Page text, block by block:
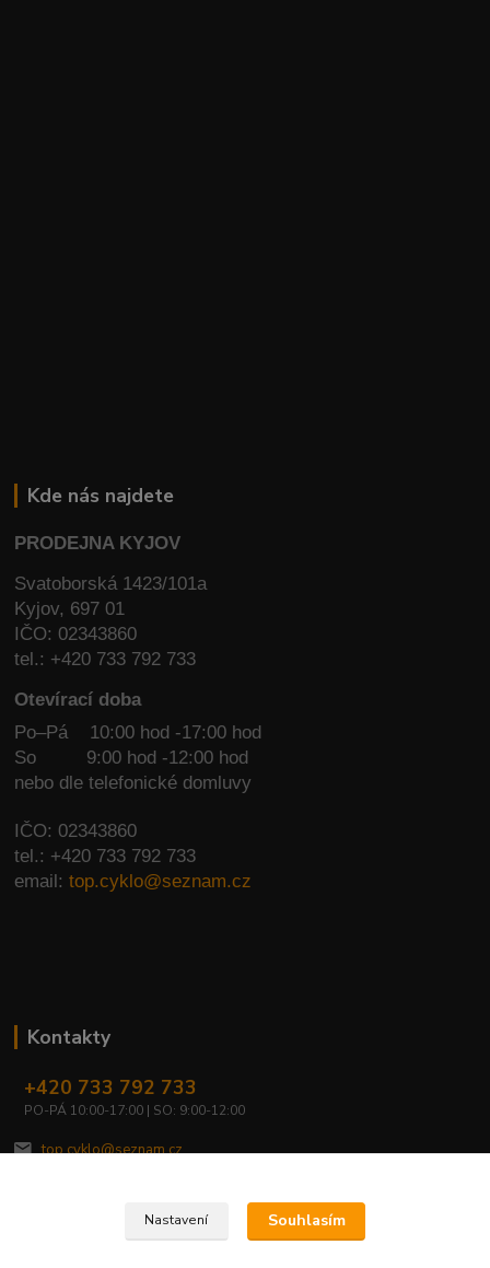
Kde nás najdete
PRODEJNA KYJOV
Svatoborská 1423/101a
Kyjov, 697 01
IČO: 02343860
tel.: +420 733 792 733
Otevírací doba
Po–Pá 10:00 hod -17:00 hod
So
9:00 hod -12:00 hod
nebo dle telefonické domluvy
IČO: 02343860
tel.: +420 733 792 733
email:top.cyklo@seznam.cz
Kontakty
+420 733 792 733
PO-PÁ 10:00-17:00 | SO: 9:00-12:00
top.cyklo@seznam.cz
Nastavení Souhlasím